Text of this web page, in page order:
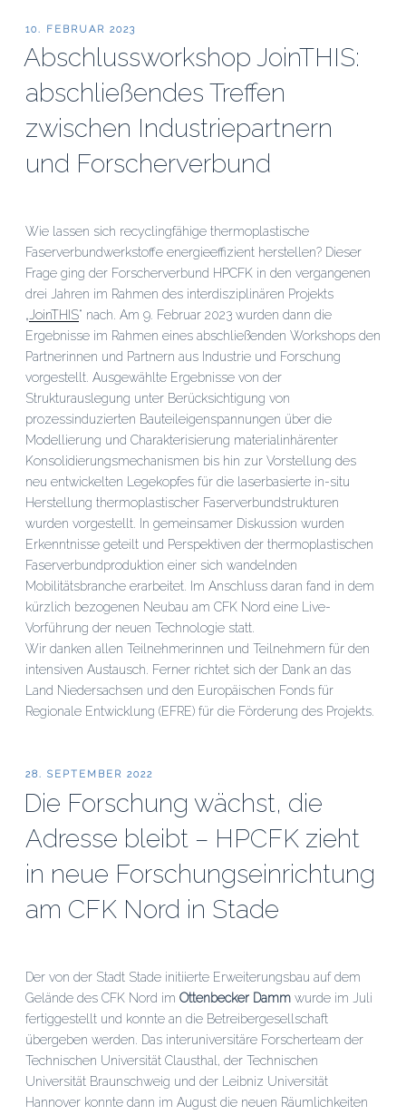
VERÖFFENTLICHT
AM
10. FEBRUAR 2023
Abschlussworkshop JoinTHIS:
abschließendes Treffen
zwischen Industriepartnern
und Forscherverbund
Wie lassen sich recyclingfähige thermoplastische
Faserverbundwerkstoffe energieeffizient herstellen? Dieser
Frage ging der Forscherverbund HPCFK in den vergangenen
drei Jahren im Rahmen des interdisziplinären Projekts
„JoinTHIS“ nach. Am 9. Februar 2023 wurden dann die
Ergebnisse im Rahmen eines abschließenden Workshops den
Partnerinnen und Partnern aus Industrie und Forschung
vorgestellt. Ausgewählte Ergebnisse von der
Strukturauslegung unter Berücksichtigung von
prozessinduzierten Bauteileigenspannungen über die
Modellierung und Charakterisierung materialinhärenter
Konsolidierungsmechanismen bis hin zur Vorstellung des
neu entwickelten Legekopfes für die laserbasierte in-situ
Herstellung thermoplastischer Faserverbundstrukturen
wurden vorgestellt. In gemeinsamer Diskussion wurden
Erkenntnisse geteilt und Perspektiven der thermoplastischen
Faserverbundproduktion einer sich wandelnden
Mobilitätsbranche erarbeitet. Im Anschluss daran fand in dem
kürzlich bezogenen Neubau am CFK Nord eine Live-
Vorführung der neuen Technologie statt.
Wir danken allen Teilnehmerinnen und Teilnehmern für den
intensiven Austausch. Ferner richtet sich der Dank an das
Land Niedersachsen und den Europäischen Fonds für
Regionale Entwicklung (EFRE) für die Förderung des Projekts.
VERÖFFENTLICHT
28. SEPTEMBER 2022
Die Forschung wächst, die
Adresse bleibt – HPCFK zieht
in neue Forschungseinrichtung
am CFK Nord in Stade
Der von der Stadt Stade initiierte Erweiterungsbau auf dem
Gelände des CFK Nord im Ottenbecker Damm wurde im Juli
fertiggestellt und konnte an die Betreibergesellschaft
übergeben werden. Das interuniversitäre Forscherteam der
Technischen Universität Clausthal, der Technischen
Universität Braunschweig und der Leibniz Universität
Hannover konnte dann im August die neuen Räumlichkeiten